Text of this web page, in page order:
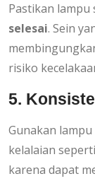
Pastikan lampu
selesai. Sein
risiko
5.
Gunakan
kelalaian seperti
karena dapat